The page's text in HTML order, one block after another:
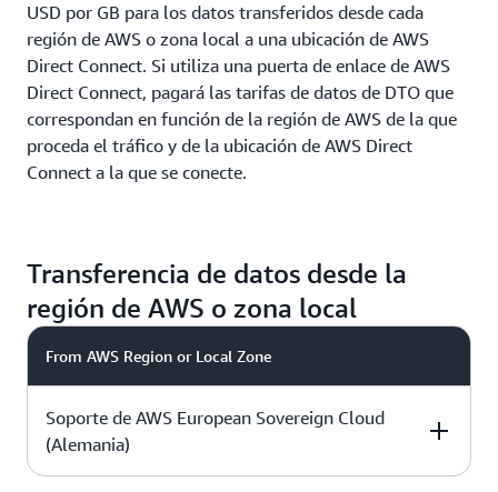
USD por GB para los datos transferidos desde cada
región de AWS o zona local a una ubicación de AWS
Direct Connect. Si utiliza una puerta de enlace de AWS
Direct Connect, pagará las tarifas de datos de DTO que
correspondan en función de la región de AWS de la que
proceda el tráfico y de la ubicación de AWS Direct
Connect a la que se conecte.
Transferencia de datos desde la
región de AWS o zona local
From AWS Region or Local Zone
Soporte de AWS European Sovereign Cloud
(Alemania)